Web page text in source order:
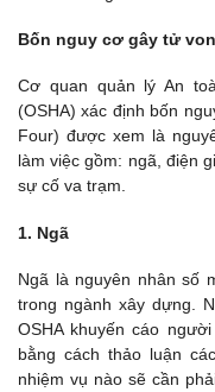
Bốn nguy cơ gây tử
Cơ quan quản lý An
(OSHA) xác định bốn
Four) được xem là
làm việc gồm: ngã, điện
sự cố va trạm.
1. Ngã
Ngã là nguyên nhân số
trong ngành xây dựng.
OSHA khuyến cáo
bằng cách thảo luận
nhiệm vụ nào sẽ cần